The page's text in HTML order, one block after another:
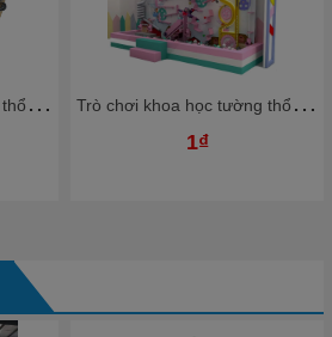
T
rò chơi khoa học tường thổi bóng nhựa Ziczac TTBKB05 Dochoikinhbac Trò chơi hấp dẫn trong nhà bóng T
rò chơi khoa học tường thổi bóng nhựa Ziczac TTBKB03 Dochoikinhbac Trò chơi hấp dẫn trong nhà bóng
1₫